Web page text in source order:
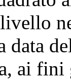
data
ai